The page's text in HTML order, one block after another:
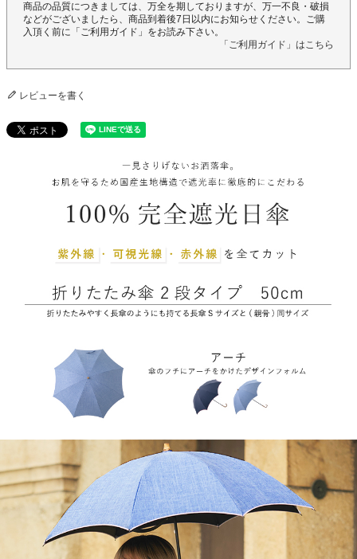
商品の品質につきましては、万全を期しておりますが、万一不良・破損
などがございましたら、商品到着後7日以内にお知らせください。ご購
入頂く前に「ご利用ガイド」をお読み下さい。
「ご利用ガイド」はこちら
レビューを書く